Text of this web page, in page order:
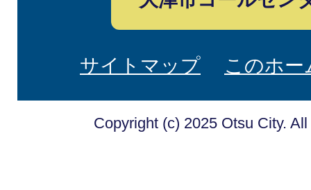
サイトマップ このホ
Copyright (c) 2025 Otsu City.